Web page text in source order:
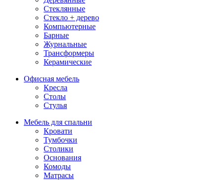
Стеклянные
Стекло + дерево
Компьютерные
Барные
Журнальные
Трансформеры
Керамические
Офисная мебель
Кресла
Столы
Стулья
Мебель для спальни
Кровати
Тумбочки
Столики
Основания
Комоды
Матрасы